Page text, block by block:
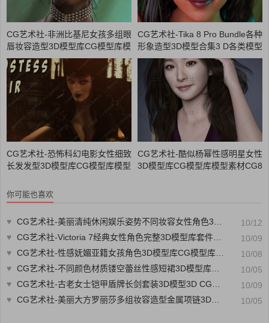
CG艺术社-非洲比基尼女孩多组眼
唇妆容造型3D模型库CG模型库模
型素材CG88艺术社
CG艺术社-Tika 8 Pro Bundle各种
形象造型3D模型合集3 D各类模型
素材CG88艺术社
CG艺术社-恐怖科幻电影女性细致
长发发型3D模型库CG模型库模型
CG艺术社-酷似杨幂性感明星女性
3D模型库CG模型库模型素材CG8
你可能也喜欢
♥ CG艺术社-美丽清纯休闲娱乐姿势不同妆容女性角色3D模型库合集CG模型库模型素材CG88艺术社
10/12
♥ CG艺术社-Victoria 7经典女性角色完整3D模型库套件合集CG模型库模型素材CG88艺术社
10/09
♥ CG艺术社-性感妩媚亚籍女孩角色3D模型库CG模型库模型素材CG88艺术社
10/08
♥ CG艺术社-不同颜色材质镂空蕾丝性感短裙3D模型库CG模型库模型素材CG88艺术社
10/05
♥ CG艺术社-古老女士铠甲盾牌长剑套装3D模型3D CG模型库模型素材CG88艺术社
10/09
♥ CG艺术社-美丽大方罗丽莎多组妆容造型金属项链3D模型库CG模型库模型素材CG88艺术社 10/05